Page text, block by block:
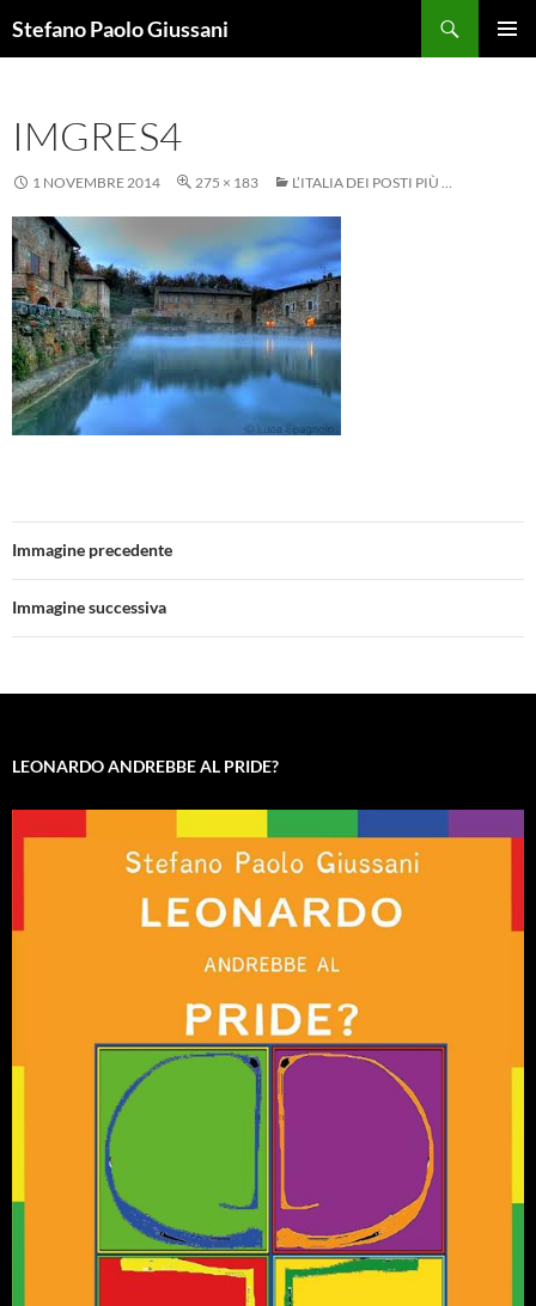
alStefano Paolo Giussani
IMGRES4
1 NOVEMBRE 2014 275 × 183 L’ITALIA DEI POSTI PIÙ …
Immagine precedente
Immagine successiva
LEONARDO ANDREBBE AL PRIDE?